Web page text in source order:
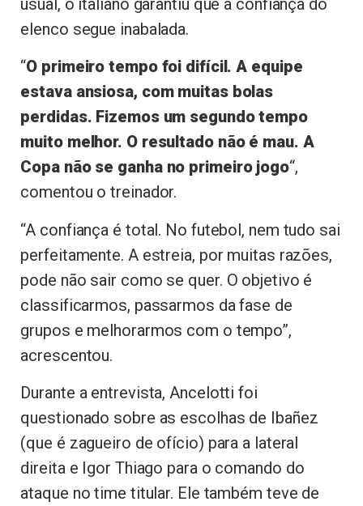
elenco segue inabalada.
“O primeiro tempo foi difícil. A equipe
estava ansiosa, com muitas bolas
perdidas. Fizemos um segundo tempo
muito melhor. O resultado não é mau. A
Copa não se ganha no primeiro jogo“,
comentou o treinador.
“A confiança é total. No futebol, nem tudo sai
perfeitamente. A estreia, por muitas razões,
pode não sair como se quer. O objetivo é
classificarmos, passarmos da fase de
grupos e melhorarmos com o tempo”,
acrescentou.
Durante a entrevista, Ancelotti foi
questionado sobre as escolhas de Ibañez
(que é zagueiro de ofício) para a lateral
direita e Igor Thiago para o comando do
ataque no time titular. Ele também teve de